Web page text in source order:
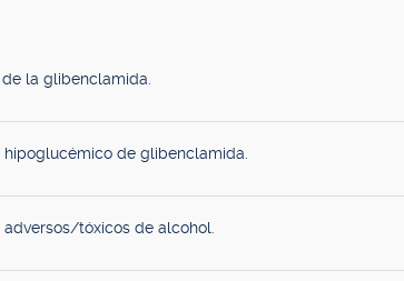
la glibenclamida.
de glibenclamida.
tóxicos de alcohol.